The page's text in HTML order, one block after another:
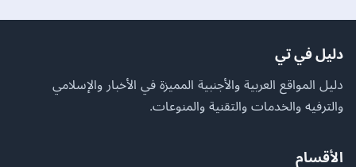
دليل في تي
دليل المواقع العربية والأجنبية المميزة في الأخبار والإسلامي
والترفيه والخدمات والتقنية والمنوعات.
الأقسام